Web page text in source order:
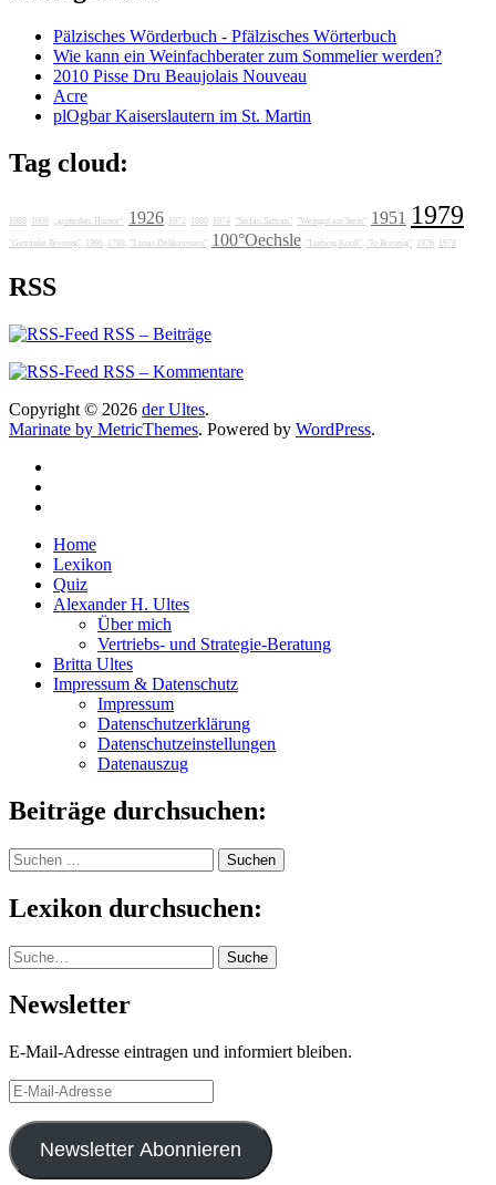
Pälzisches Wörderbuch - Pfälzisches Wörterbuch
Wie kann ein Weinfachberater zum Sommelier werden?
2010 Pisse Dru Beaujolais Nouveau
Acre
plOgbar Kaiserslautern im St. Martin
Tag cloud:
1988 1606 „grotesker Humor“ 1926 1972 1989 1974 "Stefan Sattran" "Weingut am Stein" 1951 1979
"Getränke Breunig" 1986 1788 "Lunas Delikatessen" 100°Oechsle "Ludwig Knoll" "Jo Breunig" 1976 1978
RSS
RSS – Beiträge
RSS – Kommentare
Copyright © 2026 der Ultes.
Marinate by MetricThemes. Powered by WordPress.
Home
Lexikon
Quiz
Alexander H. Ultes
Über mich
Vertriebs- und Strategie-Beratung
Britta Ultes
Impressum & Datenschutz
Impressum
Datenschutzerklärung
Datenschutzeinstellungen
Datenauszug
Beiträge durchsuchen:
Suchen
nach:
Lexikon durchsuchen:
Suche Suche
Newsletter
E-Mail-Adresse eintragen und informiert bleiben.
E-
Mail-
Adresse
Newsletter Abonnieren